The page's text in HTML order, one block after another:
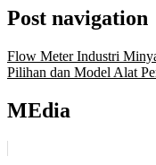
Post navigation
Flow Meter Industri
Pilihan dan Model Alat
MEdia